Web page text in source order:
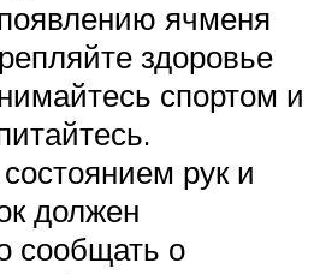
ячменя
здоровье
спортом и
рук и
должен
сообщать о